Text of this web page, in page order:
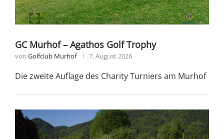
GC Murhof – Agathos Golf Trophy
von Golfclub Murhof 7. August 2026
Die zweite Auflage des Charity Turniers am Murhof